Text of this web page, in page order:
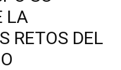
LA
RETOS DEL